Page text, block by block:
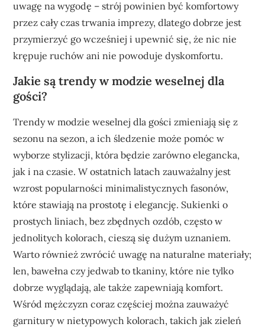
uwagę na wygodę – strój powinien być komfortowy
przez cały czas trwania imprezy, dlatego dobrze jest
przymierzyć go wcześniej i upewnić się, że nic nie
krępuje ruchów ani nie powoduje dyskomfortu.
Jakie są trendy w modzie weselnej dla
gości?
Trendy w modzie weselnej dla gości zmieniają się z
sezonu na sezon, a ich śledzenie może pomóc w
wyborze stylizacji, która będzie zarówno elegancka,
jak i na czasie. W ostatnich latach zauważalny jest
wzrost popularności minimalistycznych fasonów,
które stawiają na prostotę i elegancję. Sukienki o
prostych liniach, bez zbędnych ozdób, często w
jednolitych kolorach, cieszą się dużym uznaniem.
Warto również zwrócić uwagę na naturalne materiały;
len, bawełna czy jedwab to tkaniny, które nie tylko
dobrze wyglądają, ale także zapewniają komfort.
Wśród mężczyzn coraz częściej można zauważyć
garnitury w nietypowych kolorach, takich jak zieleń